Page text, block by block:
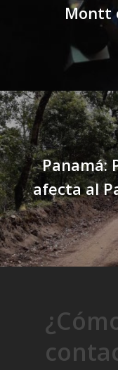
Montt
Panamá:
afecta al